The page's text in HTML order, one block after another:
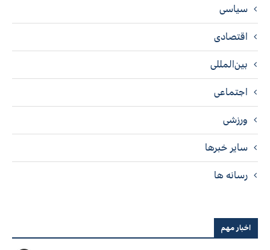
سیاسی
اقتصادی
بین‌المللی
اجتماعی
ورزشی
سایر خبرها
رسانه ها
اخبار مهم